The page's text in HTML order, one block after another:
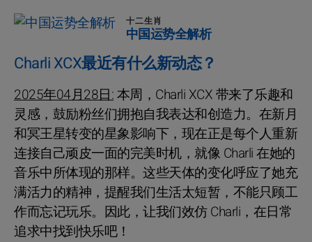
十二生肖
中国运势全解析
Charli XCX最近有什么新动态？
2025年04月28日:本周，Charli XCX 带来了乐趣和
灵感，鼓励粉丝们拥抱自我表达和创造力。在新月
和冥王星转变的星象影响下，现在正是每个人重新
连接自己顽皮一面的完美时机，就像 Charli 在她的
音乐中所体现的那样。这些天体的变化呼应了她充
满活力的精神，提醒我们生活太短暂，不能只顾工
作而忘记玩乐。因此，让我们效仿 Charli，在日常
追求中找到快乐吧！